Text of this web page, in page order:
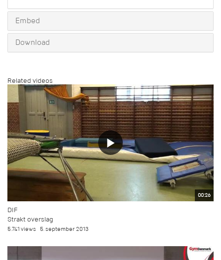
Embed
Download
Related videos
00:26
DIF
Strakt overslag
5.741 views 5. september 2013